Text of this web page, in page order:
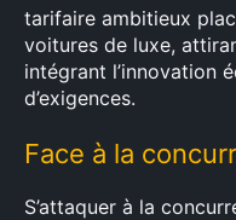
tarifaire ambitieux
voitures de luxe,
intégrant l’innovation
d’exigences.
Face à la
S’attaquer à la